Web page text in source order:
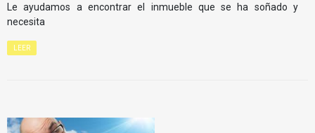
Le ayudamos a encontrar el inmueble que se ha soñado y
necesita
LEER